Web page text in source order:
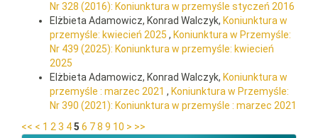
Nr 328 (2016): Koniunktura w przemyśle styczeń 2016
Elżbieta Adamowicz, Konrad Walczyk, Koniunktura w
przemyśle: kwiecień 2025 , Koniunktura w Przemyśle:
Nr 439 (2025): Koniunktura w przemyśle: kwiecień
2025
Elżbieta Adamowicz, Konrad Walczyk, Koniunktura w
przemyśle : marzec 2021 , Koniunktura w Przemyśle:
Nr 390 (2021): Koniunktura w przemyśle : marzec 2021
<< < 1 2 3 45 6 78 9 10 > >>